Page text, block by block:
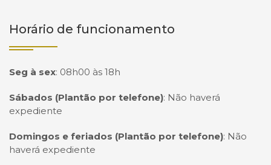
Horário de funcionamento
Seg à sex: 08h00 às 18h
Sábados (Plantão por telefone): Não haverá
expediente
Domingos e feriados (Plantão por telefone): Não
haverá expediente